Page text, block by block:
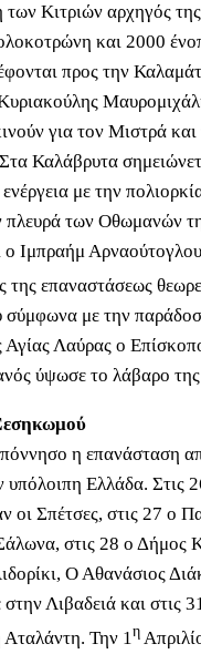
των Κιτριών αρχηγός
και 2000
προς την
για τον Μιστρά και
Καλάβρυτα
με την
πλευρά των Οθωμανών
ο Ιμπραήμ
της επαναστάσεως
με την
Αγίας Λαύρας ο
ύψωσε το λάβαρο
η επανάσταση
υπόλοιπη Ελλάδα. Στις
οι Σπέτσες, στις 27 ο
στις 28 ο Δήμος
Ο Αθανάσιος
Λιβαδειά και στις
Την 1η